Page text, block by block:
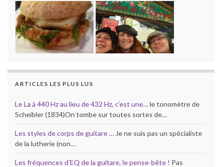
ARTICLES LES PLUS LUS
Le La à 440 Hz au lieu de 432 Hz, c’est une…le tonomètre de
Scheibler (1834)On tombe sur toutes sortes de…
Les styles de corps de guitare … Je ne suis pas un spécialiste
de la lutherie (non…
Les fréquences d’EQ de la guitare, le pense-bête ! Pas